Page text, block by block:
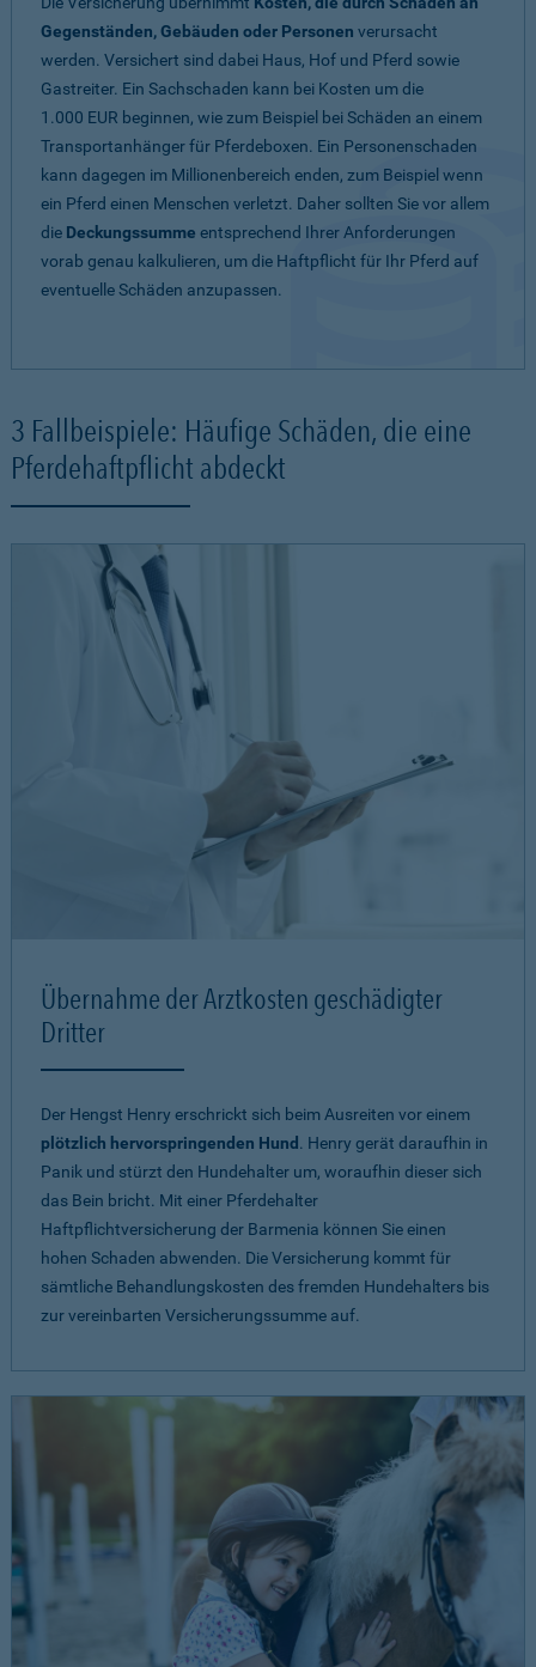
Gegenständen, Gebäuden oder Personen verursacht
werden. Versichert sind dabei Haus, Hof und Pferd sowie
Gastreiter. Ein Sachschaden kann bei Kosten um die
1.000 EUR beginnen, wie zum Beispiel bei Schäden an einem
Transportanhänger für Pferdeboxen. Ein Personenschaden
kann dagegen im Millionenbereich enden, zum Beispiel wenn
ein Pferd einen Menschen verletzt. Daher sollten Sie vor allem
die Deckungssumme entsprechend Ihrer Anforderungen
vorab genau kalkulieren, um die Haftpflicht für Ihr Pferd auf
eventuelle Schäden anzupassen.
3 Fallbeispiele: Häufige Schäden, die eine
Pferdehaftpflicht abdeckt
Übernahme der Arztkosten geschädigter
Dritter
Der Hengst Henry erschrickt sich beim Ausreiten vor einem
plötzlich hervorspringenden Hund . Henry gerät daraufhin in
Panik und stürzt den Hundehalter um, woraufhin dieser sich
das Bein bricht. Mit einer Pferdehalter
Haftpflichtversicherung der Barmenia können Sie einen
hohen Schaden abwenden. Die Versicherung kommt für
sämtliche Behandlungskosten des fremden Hundehalters bis
zur vereinbarten Versicherungssumme auf.